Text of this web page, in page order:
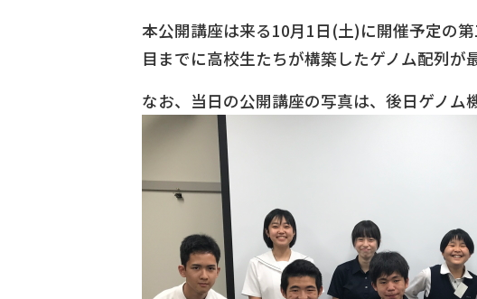
本公開講座は来る10月1日(土)に開催予定の
目までに高校生たちが構築したゲノム配列が
なお、当日の公開講座の写真は、後日ゲノム